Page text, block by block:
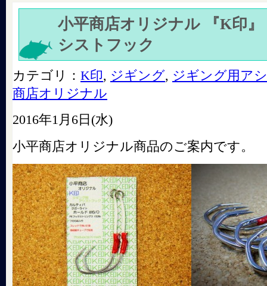
小平商店オリジナル 『K印
シストフック
カテゴリ： K印, ジギング, ジギング用ア
商店オリジナル
2016年1月6日(水)
小平商店オリジナル商品のご案内です。